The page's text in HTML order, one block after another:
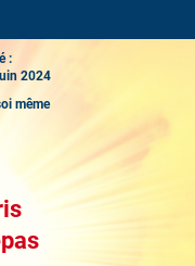
:
2024
même